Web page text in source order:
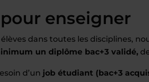
enseigner
dans toutes les disciplines,
un diplôme bac+3 validé,
d’un job étudiant (bac+3